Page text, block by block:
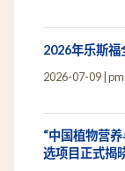
2026年乐斯福
2026-07-09
“中国植物营
选项目正式揭